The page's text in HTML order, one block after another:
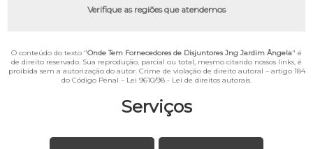
Serviços
Verifique as regiões que atendemos
O conteúdo do texto "Onde Tem Fornecedores de Disjuntores Jng Jardim Ângela" é
de direito reservado. Sua reprodução, parcial ou total, mesmo citando nossos links, é
proibida sem a autorização do autor. Crime de violação de direito autoral – artigo 184
do Código Penal – Lei 9610/98 - Lei de direitos autorais.